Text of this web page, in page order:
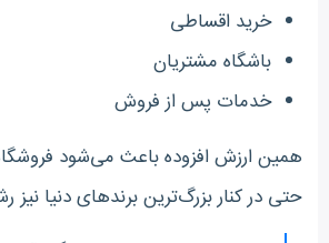
خرید اقساطی
باشگاه مشتریان
خدمات پس از فروش
همین ارزش افزوده باعث می‌شود
حتی در کنار بزرگ‌ترین برندهای دنیا نیز